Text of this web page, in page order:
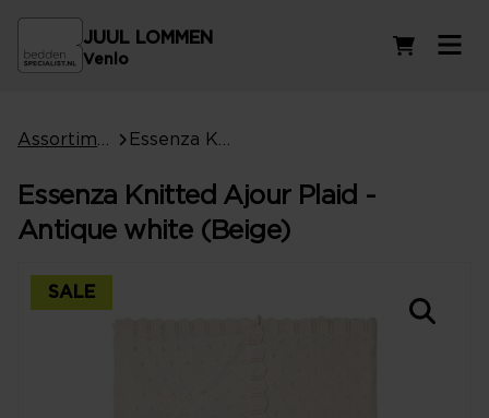
JUUL LOMMEN
Venlo
Essenza Knitted Ajour Plaid -
Antique white (Beige)
SALE